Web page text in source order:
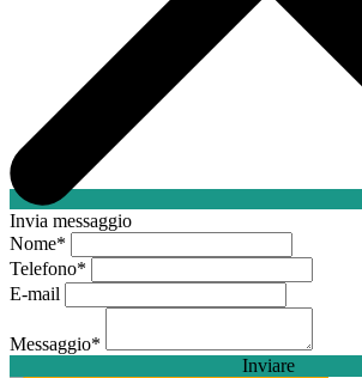
Invia messaggio
Nome*
Telefono*
E-mail
Messaggio*
Inviare